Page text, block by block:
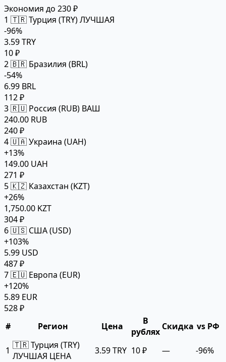
Экономия до 230 ₽
1 🇹🇷 Турция (TRY)ЛУЧШАЯ
-96%
3.59 TRY
10 ₽
2🇧🇷 Бразилия (BRL)
-54%
6.99 BRL
112 ₽
3🇷🇺 Россия (RUB) ВАШ
240.00 RUB
240 ₽
4🇺🇦 Украина (UAH)
+13%
149.00 UAH
271 ₽
5🇰🇿 Казахстан (KZT)
+26%
1,750.00 KZT
304 ₽
6🇺🇸 США (USD)
+103%
5.99 USD
487 ₽
7🇪🇺 Европа (EUR)
+120%
5.89 EUR
528 ₽
#
Регион Цена
В
рублях Скидка vs РФ
1 🇹🇷 Турция (TRY)
ЛУЧШАЯ ЦЕНА
3.59 TRY 10 ₽ —
-96%